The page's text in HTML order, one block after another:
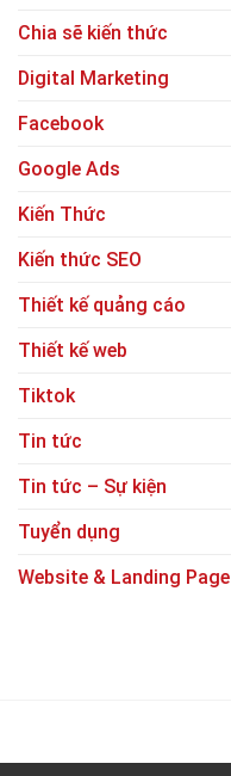
Chia sẽ kiến thức
Digital Marketing
Facebook
Google Ads
Kiến Thức
Kiến thức SEO
Thiết kế quảng cáo
Thiết kế web
Tiktok
Tin tức
Tin tức – Sự kiện
Tuyển dụng
Website & Landing Page